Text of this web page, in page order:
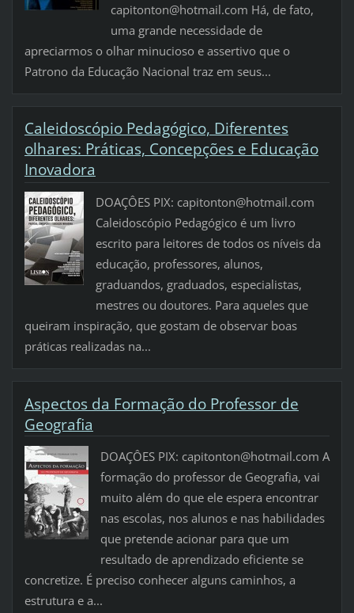
capitonton@hotmail.com Há, de fato,
uma grande necessidade de
apreciarmos o olhar minucioso e assertivo que o
Patrono da Educação Nacional traz em seus...
Caleidoscópio Pedagógico, Diferentes
olhares: Práticas, Concepções e Educação
Inovadora
DOAÇÔES PIX: capitonton@hotmail.com
Caleidoscópio Pedagógico é um livro
escrito para leitores de todos os níveis da
educação, professores, alunos,
graduandos, graduados, especialistas,
mestres ou doutores. Para aqueles que
queiram inspiração, que gostam de observar boas
práticas realizadas na...
Aspectos da Formação do Professor de
Geografia
DOAÇÔES PIX: capitonton@hotmail.com A
formação do professor de Geografia, vai
muito além do que ele espera encontrar
nas escolas, nos alunos e nas habilidades
que pretende acionar para que um
resultado de aprendizado eficiente se
concretize. É preciso conhecer alguns caminhos, a
estrutura e a...